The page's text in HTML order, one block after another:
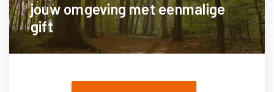
jouw omgeving met eenmalige
gift